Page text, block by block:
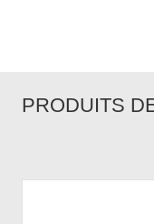
PRODUITS